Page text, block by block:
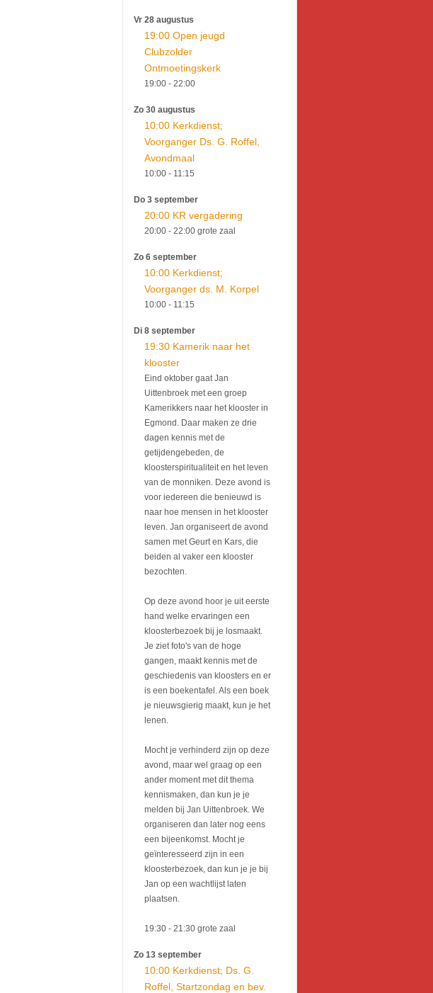
Vr 28 augustus
19:00 Open jeugd
Clubzolder
Ontmoetingskerk
19:00 - 22:00
Zo 30 augustus
10:00 Kerkdienst;
Voorganger Ds. G. Roffel,
Avondmaal
10:00 - 11:15
Do 3 september
20:00 KR vergadering
20:00 - 22:00grote zaal
Zo 6 september
10:00 Kerkdienst;
Voorganger ds. M. Korpel
10:00 - 11:15
Di 8 september
19:30 Kamerik naar het
klooster
Eind oktober gaat Jan
Uittenbroek met een groep
Kamerikkers naar het klooster in
Egmond. Daar maken ze drie
dagen kennis met de
getijdengebeden, de
kloosterspiritualiteit en het leven
van de monniken. Deze avond is
voor iedereen die benieuwd is
naar hoe mensen in het klooster
leven. Jan organiseert de avond
samen met Geurt en Kars, die
beiden al vaker een klooster
bezochten.
Op deze avond hoor je uit eerste
hand welke ervaringen een
kloosterbezoek bij je losmaakt.
Je ziet foto's van de hoge
gangen, maakt kennis met de
geschiedenis van kloosters en er
is een boekentafel. Als een boek
je nieuwsgierig maakt, kun je het
lenen.
Mocht je verhinderd zijn op deze
avond, maar wel graag op een
ander moment met dit thema
kennismaken, dan kun je je
melden bij Jan Uittenbroek. We
organiseren dan later nog eens
een bijeenkomst. Mocht je
geïnteresseerd zijn in een
kloosterbezoek, dan kun je je bij
Jan op een wachtlijst laten
plaatsen.
19:30 - 21:30grote zaal
Zo 13 september
10:00 Kerkdienst; Ds. G.
Roffel, Startzondag en bev.